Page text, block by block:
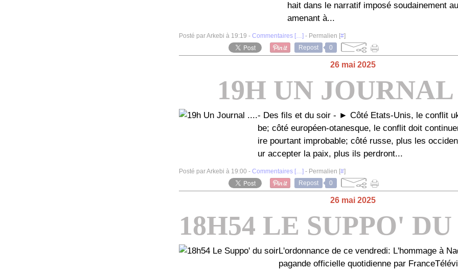
hait dans le narratif imposé soudainement
amenant à...
Posté par Arkebi à 19:19 - Commentaires […] - Permalien [#]
Repost
0
26 mai 2025
19H UN JOURNAL
- Des fils et du soir - ► Côté Etats-Unis, le conflit
be; côté européen-otanesque, le conflit doit
ire pourtant improbable; côté russe, plus les
ur accepter la paix, plus ils perdront...
Posté par Arkebi à 19:00 - Commentaires […] - Permalien [#]
Repost
0
26 mai 2025
18H54 LE SUPPO'
L'ordonnance de ce vendredi: L'hommage à
pagande officielle quotidienne par